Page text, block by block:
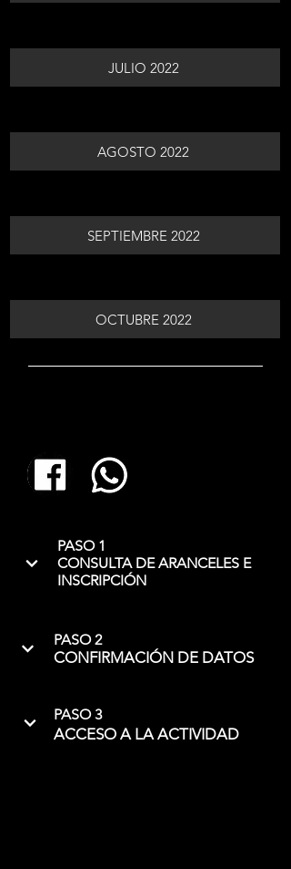
JULIO 2022
AGOSTO 2022
SEPTIEMBRE 2022
OCTUBRE 2022
PASO 1
CONSULTA DE ARANCELES E
INSCRIPCIÓN
PASO 2
CONFIRMACIÓN DE DATOS
PASO 3
ACCESO A LA ACTIVIDAD